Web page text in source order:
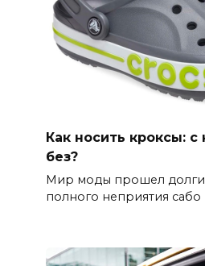
Как носить кроксы: с
без?
Мир моды прошел
полного неприятия сабо